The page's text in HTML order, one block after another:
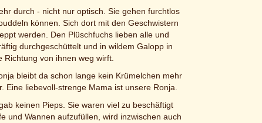
durch - nicht nur optisch. Sie gehen furchtlos
können. Sich dort mit den Geschwistern
werden. Den Plüschfuchs lieben alle und
durchgeschüttelt und in wildem Galopp in
von ihnen weg wirft.
bleibt da schon lange kein Krümelchen mehr
liebevoll-strenge Mama ist unsere Ronja.
keinen Pieps. Sie waren viel zu beschäftigt
und Wannen aufzufüllen, wird inzwischen auch